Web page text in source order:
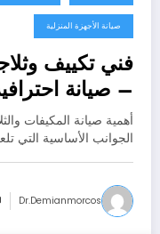
صيانة الأجهزة المنزلية
– صيانة
والثلاجات
أهمية صيانة المكيفات
الجوانب الأساسية التي
Dr.demianmorcos